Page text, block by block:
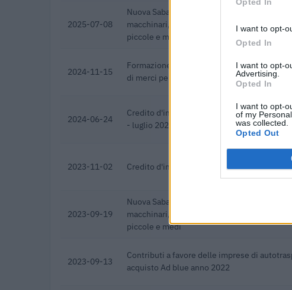
I want to opt-
Opted In
I want to opt-
Advertising.
Opted In
I want to opt-
of my
was collected.
Opted Out
2025-07-08
Nuova Sabatini - Finanziamenti per
macchinari, impianti e attrezzature da parte
piccole e medi
2024-11-15
Formazione 13. Contributi alle imprese di
di merci per la formazione degli addetti
2024-06-24
Credito d'imposta autotrasporto merci per
- luglio 2022
2023-11-02 Credito d'imposta autotrasporto per
2023-09-19
Nuova Sabatini - Finanziamenti per
macchinari, impianti e attrezzature da parte
piccole e medi
2023-09-13
Contributi a favore delle imprese di
acquisto Ad blue anno 2022